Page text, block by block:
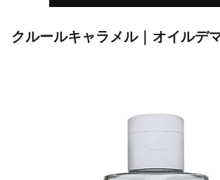
クルールキャラメル｜オイルデ